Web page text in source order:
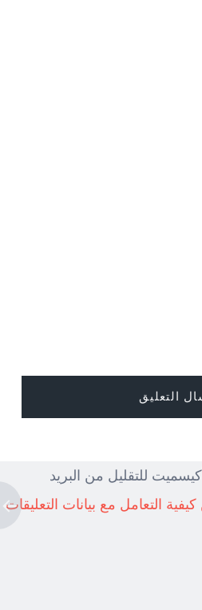
للتقليل من البريد
التعامل مع بيانات التعليقات